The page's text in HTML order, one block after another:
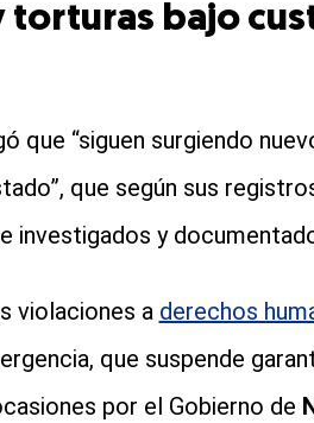
torturas bajo
que “siguen surgiendo
que según sus
investigados y
violaciones a derechos
que suspende
por el Gobierno de